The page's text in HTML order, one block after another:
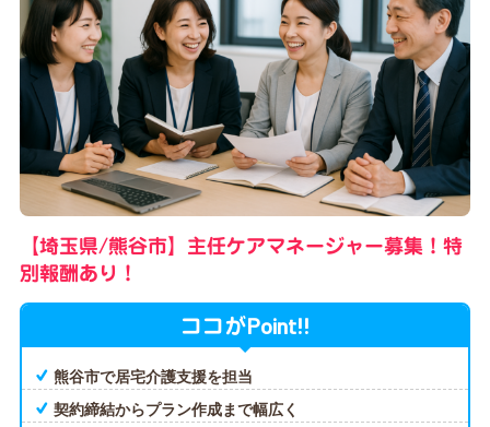
【埼玉県/熊谷市】主任ケアマネージャー募集！特
別報酬あり！
ココがPoint!!
熊谷市で居宅介護支援を担当
契約締結からプラン作成まで幅広く